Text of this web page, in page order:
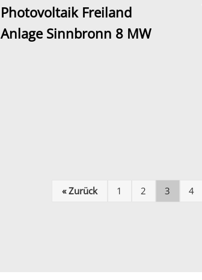
Photovoltaik Freiland
Anlage Sinnbronn 8 MW
« Zurück 1 2 3 4